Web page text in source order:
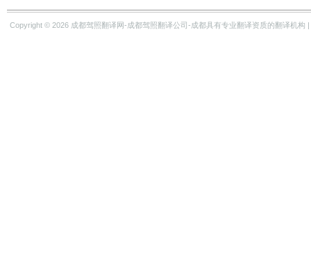
Copyright © 2026 成都驾照翻译网-成都驾照翻译公司-成都具有专业翻译资质的翻译机构 |